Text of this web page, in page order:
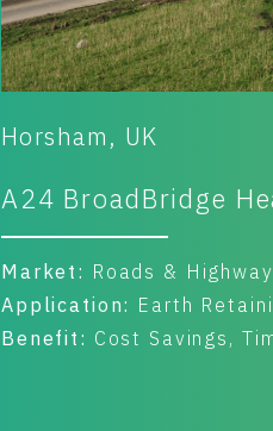
Kendal, UK
Ash Tree Park
Market: Housing &
Application: Reinforced
Benefit: Cost Savings,